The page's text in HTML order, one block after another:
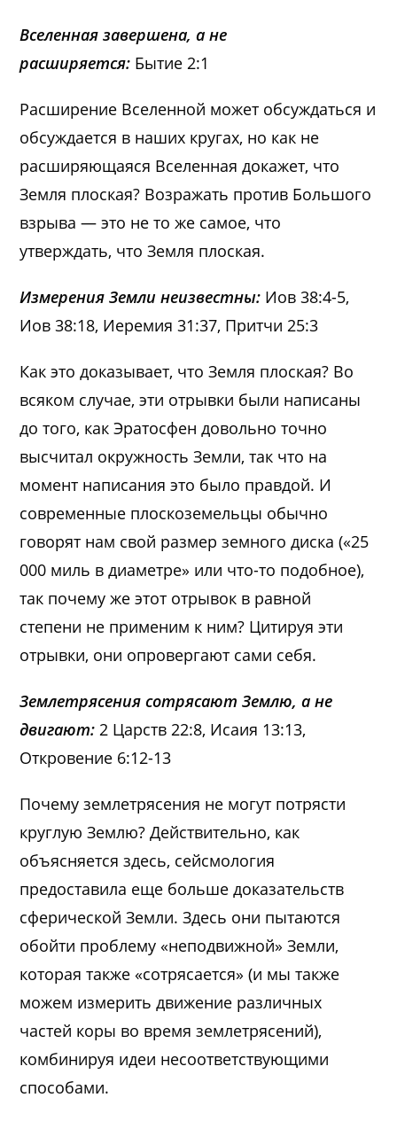
Вселенная завершена, а не
расширяется: Бытие 2:1
Расширение Вселенной может обсуждаться и
обсуждается в наших кругах, но как не
расширяющаяся Вселенная докажет, что
Земля плоская? Возражать против Большого
взрыва — это не то же самое, что
утверждать, что Земля плоская.
Измерения Земли неизвестны: Иов 38:4-5,
Иов 38:18, Иеремия 31:37, Притчи 25:3
Как это доказывает, что Земля плоская? Во
всяком случае, эти отрывки были написаны
до того, как Эратосфен довольно точно
высчитал окружность Земли, так что на
момент написания это было правдой. И
современные плоскоземельцы обычно
говорят нам свой размер земного диска («25
000 миль в диаметре» или что-то подобное),
так почему же этот отрывок в равной
степени не применим к ним? Цитируя эти
отрывки, они опровергают сами себя.
Землетрясения сотрясают Землю, а не
двигают: 2 Царств 22:8, Исаия 13:13,
Откровение 6:12-13
Почему землетрясения не могут потрясти
круглую Землю? Действительно, как
объясняется здесь, сейсмология
предоставила еще больше доказательств
сферической Земли. Здесь они пытаются
обойти проблему «неподвижной» Земли,
которая также «сотрясается» (и мы также
можем измерить движение различных
частей коры во время землетрясений),
комбинируя идеи несоответствующими
способами.